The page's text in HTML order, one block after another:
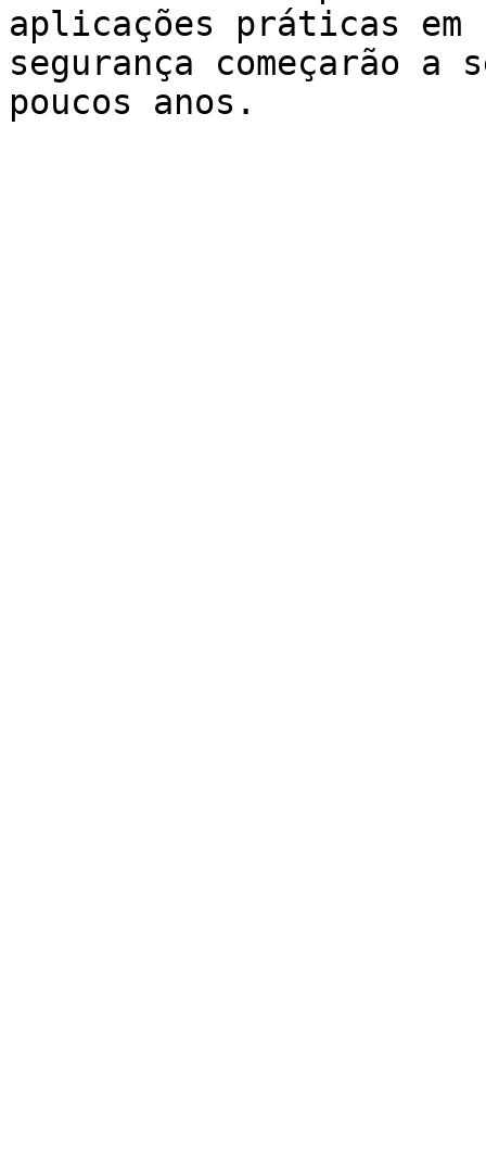
aplicações práticas em
segurança começarão
poucos anos.